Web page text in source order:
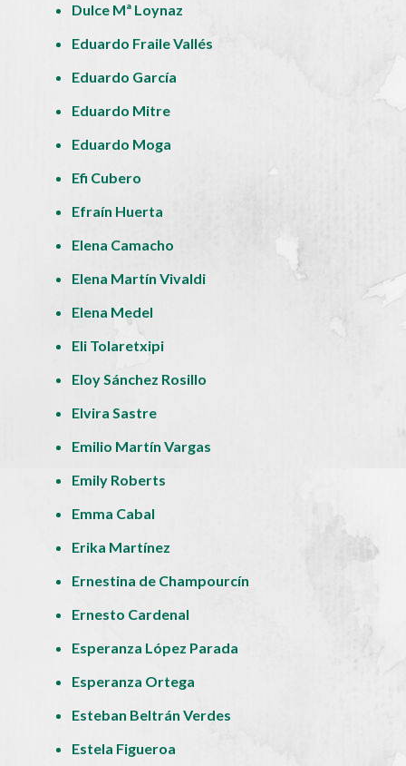
Dulce Mª Loynaz
Eduardo Fraile Vallés
Eduardo García
Eduardo Mitre
Eduardo Moga
Efi Cubero
Efraín Huerta
Elena Camacho
Elena Martín Vivaldi
Elena Medel
Eli Tolaretxipi
Eloy Sánchez Rosillo
Elvira Sastre
Emilio Martín Vargas
Emily Roberts
Emma Cabal
Erika Martínez
Ernestina de Champourcín
Ernesto Cardenal
Esperanza López Parada
Esperanza Ortega
Esteban Beltrán Verdes
Estela Figueroa